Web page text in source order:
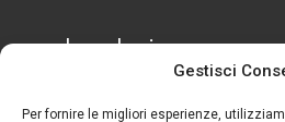
Gestisci
Per fornire le migliori esperienze,
calendario